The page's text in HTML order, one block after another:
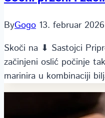
ByGogo 13. februar
Skoči na ⬇ Sastojci
začinjeni oslić počinje
marinira u kombinaciji